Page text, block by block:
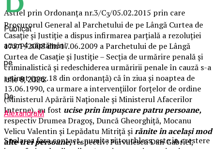
Astfel prin Ordonanța nr.3/C3/05.02.2015 prin care
Procurorul General al Parchetului de pe Lângă Curtea de
Casație și Justiție a dispus infirmarea parțială a rezoluției
175/P/2008 din 17.06.2009 a Parchetului de pe Lângă
Curtea de Casație și Justiție – Secția de urmărire penală și
criminalistică și redeschiderea urmăririi penale în cauză s-a
reținut (pag.18 din ordonanță) că în ziua și noaptea de
13.06.1990, ca urmare a intervențiilor forțelor de ordine
(Ministerul Apărării Naționale și Ministerul Afacerilor
Interne), au fost ucise prin împușcare patru persoane,
respectiv Drumea Dragoș, Duncă Gheorghiță, Mocanu
Velicu Valentin și Lepădatu Mitriță șirănite în același mod
alte trei persoane,respectiv: Pârvulescu Dan Gabriel,
Publicat
acum 4 săptămâni
pe
iulie 8, 2026
De
AlexandraM
Spalarea fara contact, numita si touchless, este in crestere